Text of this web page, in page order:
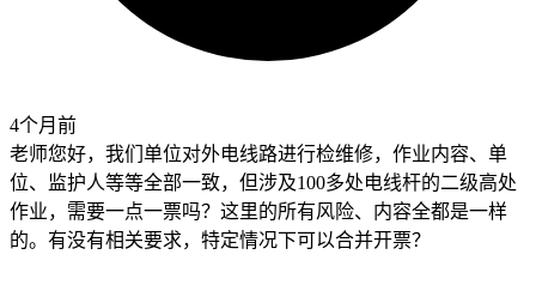
4个月前
老师您好，我们单位对外电线路进行检维修，作业内容、单
位、监护人等等全部一致，但涉及100多处电线杆的二级高处
作业，需要一点一票吗？这里的所有风险、内容全都是一样
的。有没有相关要求，特定情况下可以合并开票？